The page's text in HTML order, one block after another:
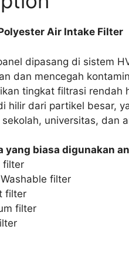
Air Intake Filter
dipasang di sistem
dan mencegah
tingkat filtrasi rendah
hilir dari partikel besar,
universitas, dan
yang biasa digunakan
filter
filter